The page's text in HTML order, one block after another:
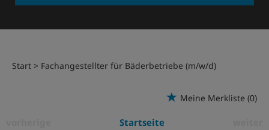
Start Fachangestellter für Bäderbetriebe (m/w/d)
Meine Merkliste (0)
Startseite